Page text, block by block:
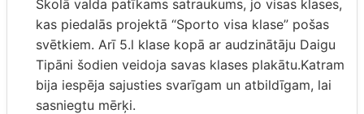
Skolā valda patīkams satraukums, jo visas klases,
kas piedalās projektā “Sporto visa klase” pošas
svētkiem. Arī 5.l klase kopā ar audzinātāju Daigu
Tipāni šodien veidoja savas klases plakātu.Katram
bija iespēja sajusties svarīgam un atbildīgam, lai
sasniegtu mērķi.